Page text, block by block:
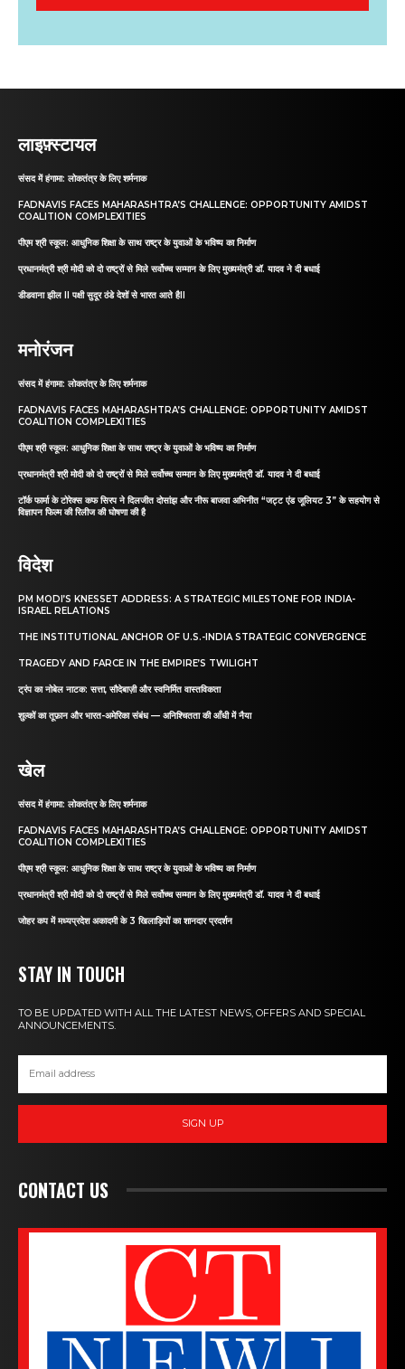
लाइफ़्स्टायल
संसद में हंगामा: लोकतंत्र के लिए शर्मनाक
FADNAVIS FACES MAHARASHTRA’S CHALLENGE: OPPORTUNITY AMIDST
COALITION COMPLEXITIES
पीएम श्री स्कूल: आधुनिक शिक्षा के साथ राष्ट्र के युवाओं के भविष्य का निर्माण
प्रधानमंत्री श्री मोदी को दो राष्ट्रों से मिले सर्वोच्च सम्मान के लिए मुख्यमंत्री डॉ. यादव ने दी बधाई
डीडवाना झील II पक्षी सुदूर ठंडे देशों से भारत आते हैII
मनोरंजन
संसद में हंगामा: लोकतंत्र के लिए शर्मनाक
FADNAVIS FACES MAHARASHTRA’S CHALLENGE: OPPORTUNITY AMIDST
COALITION COMPLEXITIES
पीएम श्री स्कूल: आधुनिक शिक्षा के साथ राष्ट्र के युवाओं के भविष्य का निर्माण
प्रधानमंत्री श्री मोदी को दो राष्ट्रों से मिले सर्वोच्च सम्मान के लिए मुख्यमंत्री डॉ. यादव ने दी बधाई
टॉर्क फार्मा के टोरेक्स कफ सिरप ने दिलजीत दोसांझ और नीरू बाजवा अभिनीत “जट्ट एंड जूलियट 3” के सहयोग से
विज्ञापन फिल्म की रिलीज की घोषणा की है
विदेश
PM MODI’S KNESSET ADDRESS: A STRATEGIC MILESTONE FOR INDIA-
ISRAEL RELATIONS
THE INSTITUTIONAL ANCHOR OF U.S.-INDIA STRATEGIC CONVERGENCE
TRAGEDY AND FARCE IN THE EMPIRE’S TWILIGHT
ट्रंप का नोबेल नाटक: सत्ता, सौदेबाज़ी और स्वनिर्मित वास्तविकता
शुल्कों का तूफ़ान और भारत-अमेरिका संबंध — अनिश्चितता की आँधी में नैया
खेल
संसद में हंगामा: लोकतंत्र के लिए शर्मनाक
FADNAVIS FACES MAHARASHTRA’S CHALLENGE: OPPORTUNITY AMIDST
COALITION COMPLEXITIES
पीएम श्री स्कूल: आधुनिक शिक्षा के साथ राष्ट्र के युवाओं के भविष्य का निर्माण
प्रधानमंत्री श्री मोदी को दो राष्ट्रों से मिले सर्वोच्च सम्मान के लिए मुख्यमंत्री डॉ. यादव ने दी बधाई
जोहर कप में मध्यप्रदेश अकादमी के 3 खिलाड़ियों का शानदार प्रदर्शन
STAY IN TOUCH
TO BE UPDATED WITH ALL THE LATEST NEWS, OFFERS AND SPECIAL
ANNOUNCEMENTS.
SIGN UP
CONTACT US